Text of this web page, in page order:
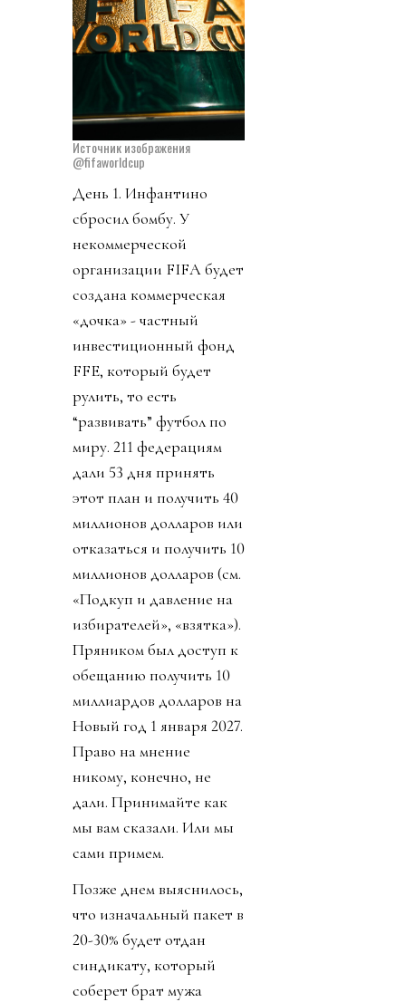
Источник изображения
@fifaworldcup
День 1. Инфантино
сбросил бомбу. У
некоммерческой
организации FIFA будет
создана коммерческая
«дочка» - частный
инвестиционный фонд
FFE, который будет
рулить, то есть
“развивать” футбол по
миру. 211 федерациям
дали 53 дня принять
этот план и получить 40
миллионов долларов или
отказаться и получить 10
миллионов долларов (см.
«Подкуп и давление на
избирателей», «взятка»).
Пряником был доступ к
обещанию получить 10
миллиардов долларов на
Новый год 1 января 2027.
Право на мнение
никому, конечно, не
дали. Принимайте как
мы вам сказали. Или мы
сами примем.
Позже днем выяснилось,
что изначальный пакет в
20-30% будет отдан
синдикату, который
соберет брат мужа